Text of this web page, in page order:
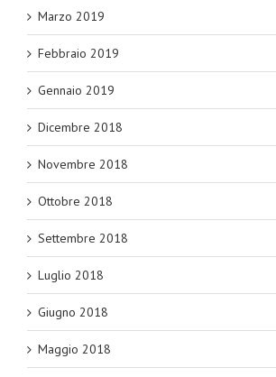
Marzo 2019
Febbraio 2019
Gennaio 2019
Dicembre 2018
Novembre 2018
Ottobre 2018
Settembre 2018
Luglio 2018
Giugno 2018
Maggio 2018